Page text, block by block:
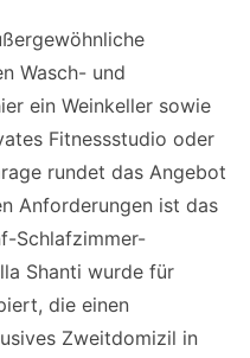
Wasch- und
ein Weinkeller sowie
Fitnessstudio oder
rundet das Angebot
Anforderungen ist das
Schlafzimmer-
Shanti wurde für
die einen
Zweitdomizil in